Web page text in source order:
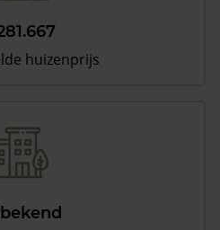
huizenprijs